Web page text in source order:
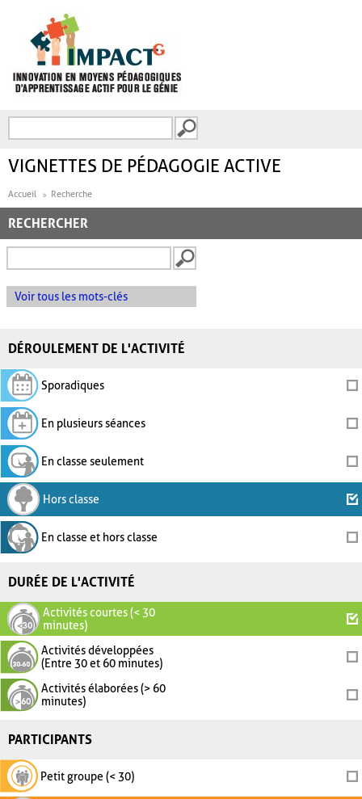
FORMULAIRE DE
VIGNETTES DE PÉDAGOGIE ACTIVE
Accueil Recherche
RECHERCHER
Voir tous les mots-clés
DÉROULEMENT DE L'ACTIVITÉ
Sporadiques
En plusieurs séances
En classe seulement
Hors classe
En classe et hors classe
DURÉE DE L'ACTIVITÉ
Activités courtes (< 30
minutes)
Activités développées
(Entre 30 et 60 minutes)
Activités élaborées (> 60
minutes)
PARTICIPANTS
Petit groupe (< 30)